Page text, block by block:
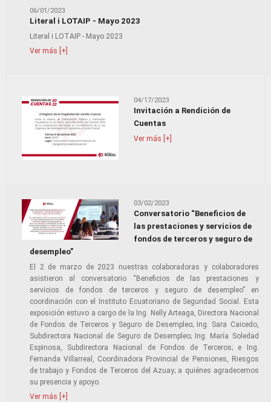
06/01/2023
Literal i LOTAIP - Mayo 2023
Literal i LOTAIP - Mayo 2023
Ver más [+]
04/17/2023
Invitación a Rendición de
Cuentas
Ver más [+]
03/02/2023
Conversatorio “Beneficios de
las prestaciones y servicios de
fondos de terceros y seguro de
desempleo”
El 2 de marzo de 2023 nuestras colaboradoras y colaboradores
asistieron al conversatorio “Beneficios de las prestaciones y
servicios de fondos de terceros y seguro de desempleo” en
coordinación con el Instituto Ecuatoriano de Seguridad Social. Esta
exposición estuvo a cargo de la Ing. Nelly Arteaga, Directora Nacional
de Fondos de Terceros y Seguro de Desempleo; Ing. Sara Caicedo,
Subdirectora Nacional de Seguro de Desempleo; Ing. María Soledad
Espinosa, Subdirectora Nacional de Fondos de Terceros; e Ing.
Fernanda Villarreal, Coordinadora Provincial de Pensiones, Riesgos
de trabajo y Fondos de Terceros del Azuay; a quiénes agradecemos
su presencia y apoyo.
Ver más [+]